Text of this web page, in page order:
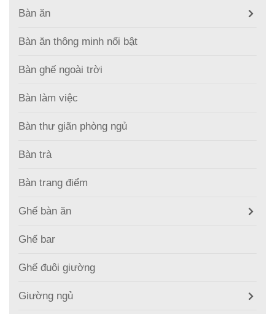
Bàn ăn
Bàn ăn thông minh nổi bật
Bàn ghế ngoài trời
Bàn làm việc
Bàn thư giãn phòng ngủ
Bàn trà
Bàn trang điểm
Ghế bàn ăn
Ghế bar
Ghế đuôi giường
Giường ngủ